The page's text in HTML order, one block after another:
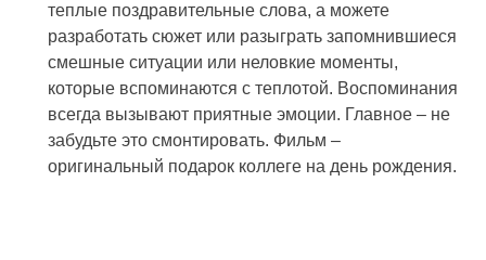
теплые поздравительные слова, а можете
разработать сюжет или разыграть запомнившиеся
смешные ситуации или неловкие моменты,
которые вспоминаются с теплотой. Воспоминания
всегда вызывают приятные эмоции. Главное – не
забудьте это смонтировать. Фильм –
оригинальный подарок коллеге на день рождения.